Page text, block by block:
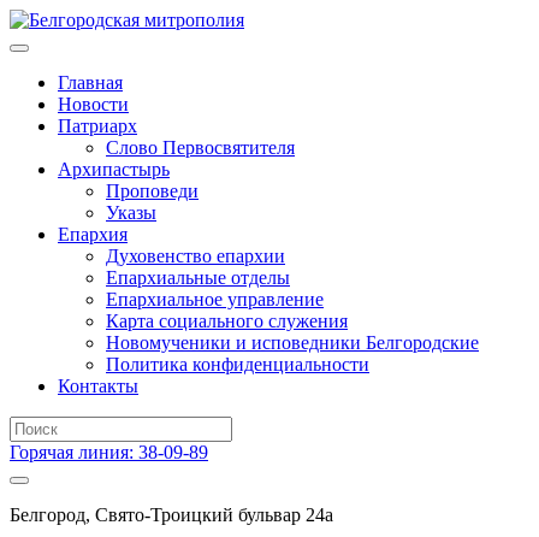
Главная
Новости
Патриарх
Слово Первосвятителя
Архипастырь
Проповеди
Указы
Епархия
Духовенство епархии
Епархиальные отделы
Епархиальное управление
Карта социального служения
Новомученики и исповедники Белгородские
Политика конфиденциальности
Контакты
Горячая линия: 38-09-89
Белгород, Свято-Троицкий бульвар 24а